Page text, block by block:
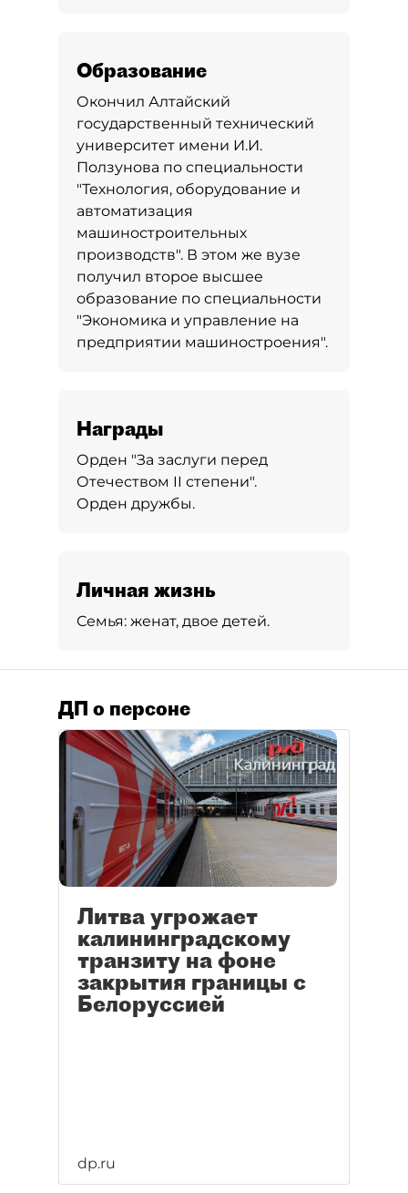
Образование
Окончил Алтайский
государственный технический
университет имени И.И.
Ползунова по специальности
"Технология, оборудование и
автоматизация
машиностроительных
производств". В этом же вузе
получил второе высшее
образование по специальности
"Экономика и управление на
предприятии машиностроения".
Награды
Орден "За заслуги перед
Отечеством II степени".
Орден дружбы.
Личная жизнь
Семья: женат, двое детей.
ДП о персоне
Литва угрожает
калининградскому
транзиту на фоне
закрытия границы с
Белоруссией
dp.ru